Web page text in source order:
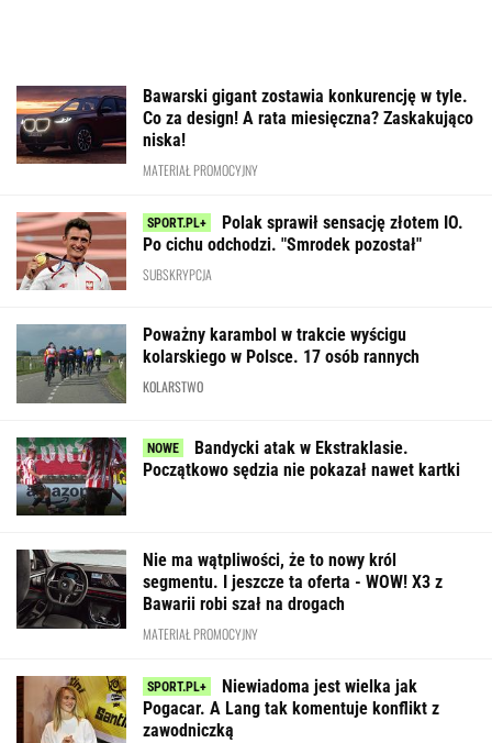
Bawarski gigant zostawia konkurencję w tyle.
Co za design! A rata miesięczna? Zaskakująco
niska!
MATERIAŁ PROMOCYJNY
Polak sprawił sensację złotem IO.
Po cichu odchodzi. "Smrodek pozostał"
SUBSKRYPCJA
Poważny karambol w trakcie wyścigu
kolarskiego w Polsce. 17 osób rannych
KOLARSTWO
Bandycki atak w Ekstraklasie.
Początkowo sędzia nie pokazał nawet kartki
Nie ma wątpliwości, że to nowy król
segmentu. I jeszcze ta oferta - WOW! X3 z
Bawarii robi szał na drogach
MATERIAŁ PROMOCYJNY
Niewiadoma jest wielka jak
Pogacar. A Lang tak komentuje konflikt z
zawodniczką